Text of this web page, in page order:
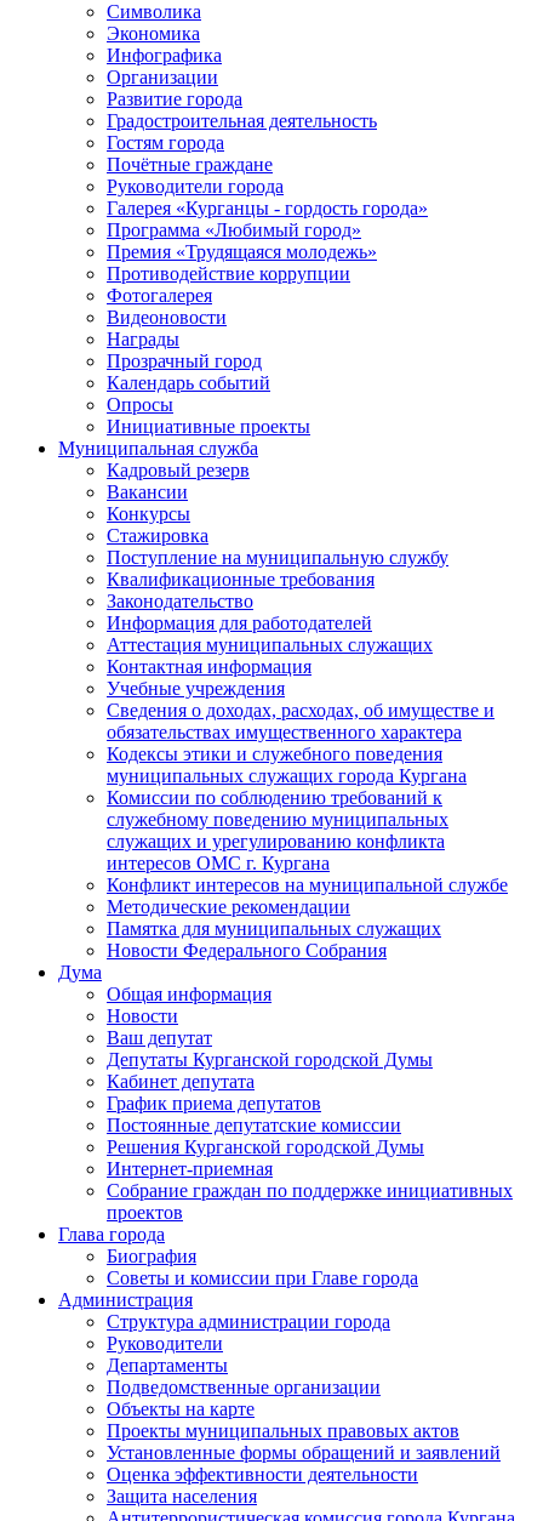
Символика
Экономика
Инфографика
Организации
Развитие города
Градостроительная деятельность
Гостям города
Почётные граждане
Руководители города
Галерея «Курганцы - гордость города»
Программа «Любимый город»
Премия «Трудящаяся молодежь»
Противодействие коррупции
Фотогалерея
Видеоновости
Награды
Прозрачный город
Календарь событий
Опросы
Инициативные проекты
Муниципальная служба
Кадровый резерв
Вакансии
Конкурсы
Стажировка
Поступление на муниципальную службу
Квалификационные требования
Законодательство
Информация для работодателей
Аттестация муниципальных служащих
Контактная информация
Учебные учреждения
Сведения о доходах, расходах, об имуществе и
обязательствах имущественного характера
Кодексы этики и служебного поведения
муниципальных служащих города Кургана
Комиссии по соблюдению требований к
служебному поведению муниципальных
служащих и урегулированию конфликта
интересов ОМС г. Кургана
Конфликт интересов на муниципальной службе
Методические рекомендации
Памятка для муниципальных служащих
Новости Федерального Cобрания
Дума
Общая информация
Новости
Ваш депутат
Депутаты Курганской городской Думы
Кабинет депутата
График приема депутатов
Постоянные депутатские комиссии
Решения Курганской городской Думы
Интернет-приемная
Собрание граждан по поддержке инициативных
проектов
Глава города
Биография
Советы и комиссии при Главе города
Администрация
Структура администрации города
Руководители
Департаменты
Подведомственные организации
Объекты на карте
Проекты муниципальных правовых актов
Установленные формы обращений и заявлений
Оценка эффективности деятельности
Защита населения